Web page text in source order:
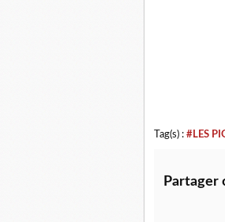
Tag(s) : #LES
Partager